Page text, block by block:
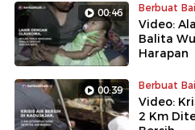
00:46 Berbuat
Video:
Balita
Harapan
00:39 Berbuat
Video:
2 Km